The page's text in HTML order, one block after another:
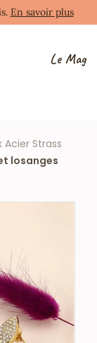
En savoir plus
Le Mag
Acier Strass
losanges